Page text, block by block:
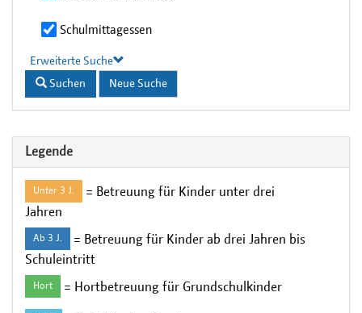
Schulmittagessen
Erweiterte Suche
Suchen
Neue Suche
Legende
Unter 3 J.
= Betreuung für Kinder unter drei
Jahren
Ab 3 J.
= Betreuung für Kinder ab drei Jahren bis
Schuleintritt
Hort = Hortbetreuung für Grundschulkinder